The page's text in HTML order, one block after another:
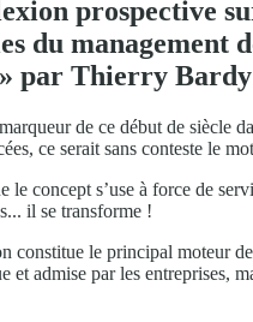
prospective
du management
par Thierry Bardy
de ce début de siècle
ce serait sans conteste le
le concept s’use à force de
il se transforme !
constitue le principal moteur
et admise par les entreprises,